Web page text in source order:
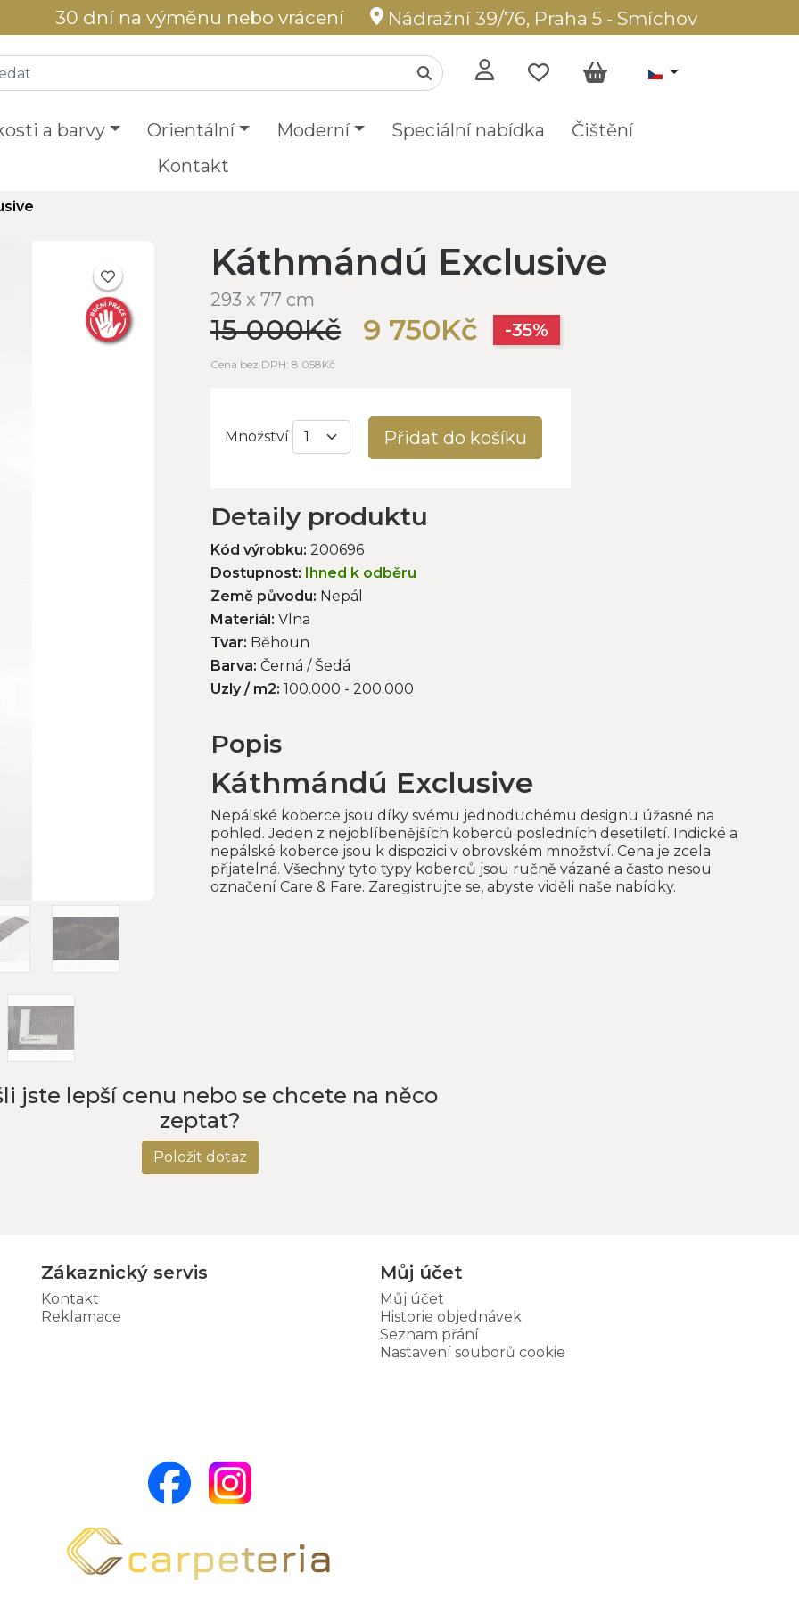
30 dní na výměnu nebo vrácení Nádražní 39/76, Praha 5 - Smíchov
a barvy Orientální Moderní Speciální nabídka
Čištění
Kontakt
Káthmándú Exclusive
293 x 77 cm
15 000Kč 9 750Kč -35%
Cena bez DPH: 8 058Kč
Množství Přidat do košíku
Detaily produktu
Kód výrobku: 200696
Dostupnost:
Ihned k odběru
Země původu: Nepál
Materiál: Vlna
Tvar: Běhoun
Barva: Černá / Šedá
Uzly / m2: 100.000 - 200.000
Popis
Káthmándú Exclusive
Nepálské koberce jsou díky svému jednoduchému designu úžasné na
pohled. Jeden z nejoblíbenějších koberců posledních desetiletí. Indické a
nepálské koberce jsou k dispozici v obrovském množství. Cena je zcela
přijatelná. Všechny tyto typy koberců jsou ručně vázané a často nesou
označení Care & Fare. Zaregistrujte se, abyste viděli naše nabídky.
jste lepší cenu nebo se chcete na něco
zeptat?
Položit dotaz
Zákaznický servis
Kontakt
Reklamace
Můj účet
Můj účet
Historie objednávek
Seznam přání
Nastavení souborů cookie